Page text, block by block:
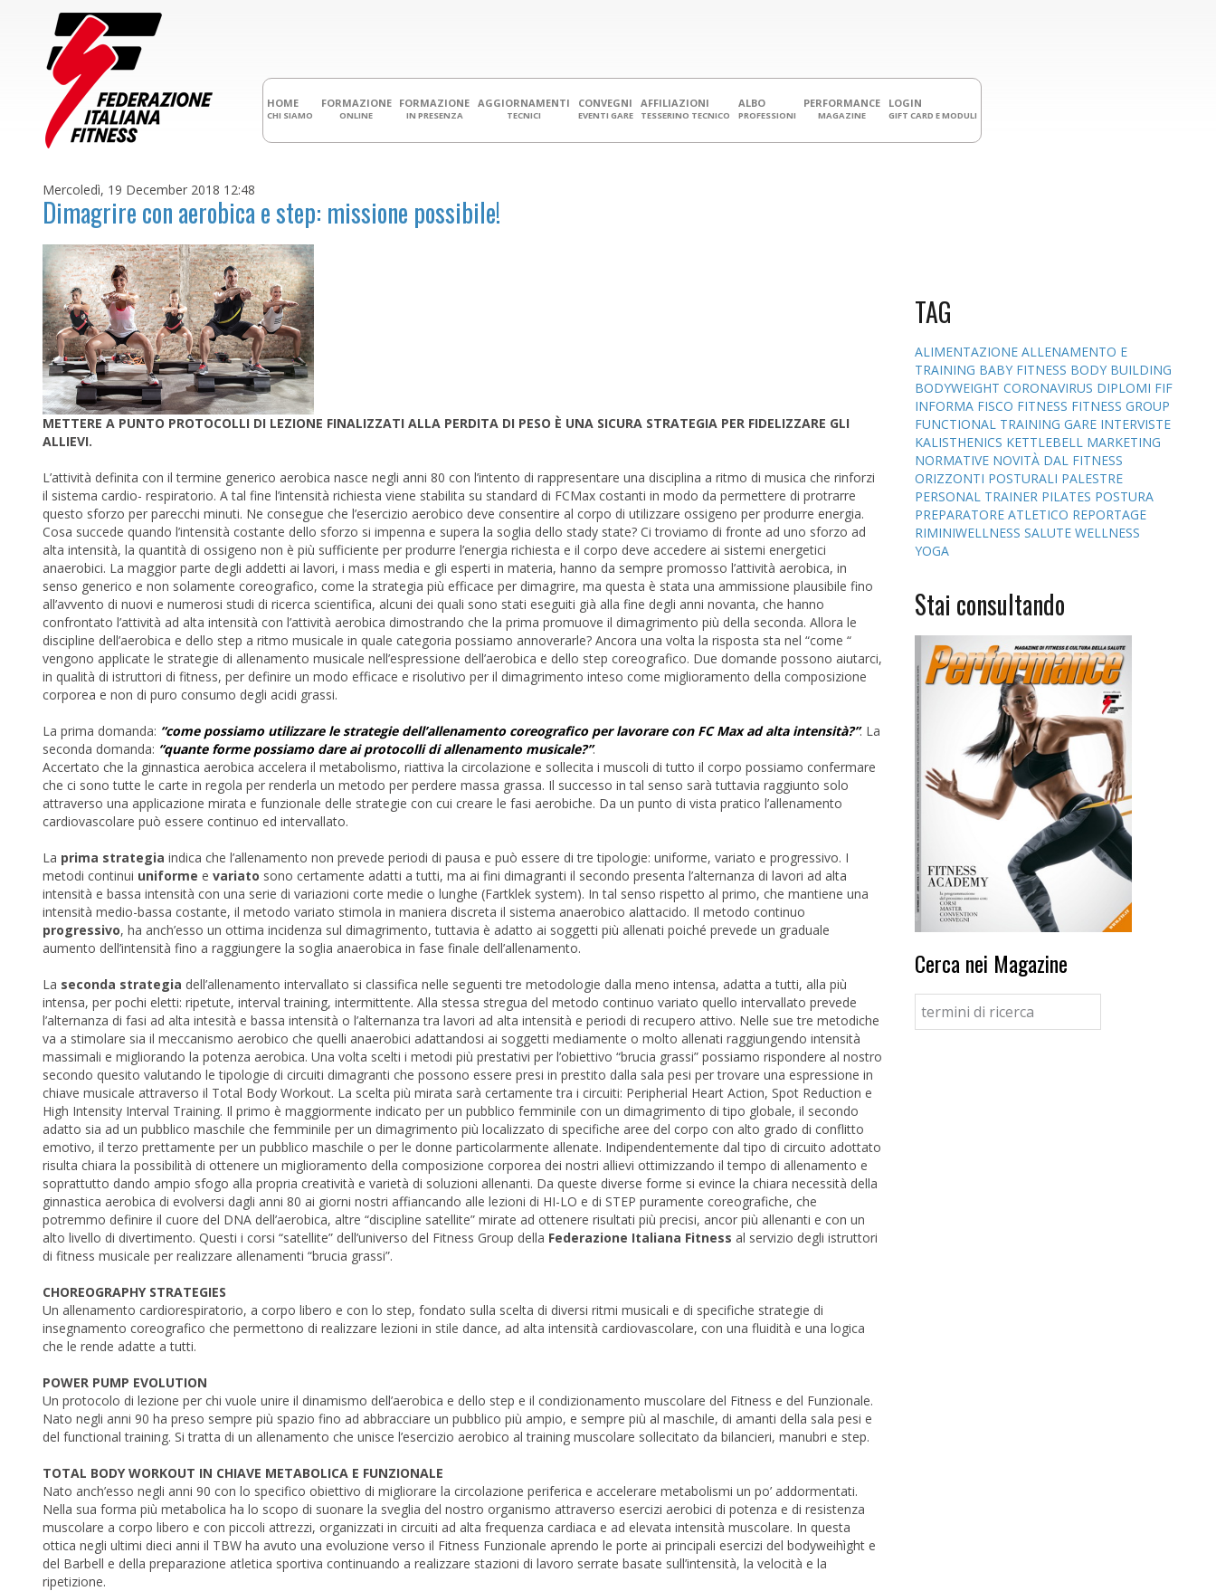
HOME
CHI SIAMO
FORMAZIONE
ONLINE
FORMAZIONE
IN PRESENZA
AGGIORNAMENTI
TECNICI
CONVEGNI
EVENTI GARE
AFFILIAZIONI
TESSERINO TECNICO
ALBO
PROFESSIONI
PERFORMANCE
MAGAZINE
LOGIN
GIFT CARD E MODULI
Mercoledì, 19 December 2018 12:48
Dimagrire con aerobica e step: missione possibile!
METTERE A PUNTO PROTOCOLLI DI LEZIONE FINALIZZATI ALLA PERDITA DI PESO È UNA SICURA STRATEGIA PER FIDELIZZARE GLI
ALLIEVI.
L’attività definita con il termine generico aerobica nasce negli anni 80 con l’intento di rappresentare una disciplina a ritmo di musica che rinforzi
il sistema cardio- respiratorio. A tal fine l’intensità richiesta viene stabilita su standard di FCMax costanti in modo da permettere di protrarre
questo sforzo per parecchi minuti. Ne consegue che l’esercizio aerobico deve consentire al corpo di utilizzare ossigeno per produrre energia.
Cosa succede quando l’intensità costante dello sforzo si impenna e supera la soglia dello stady state? Ci troviamo di fronte ad uno sforzo ad
alta intensità, la quantità di ossigeno non è più sufficiente per produrre l’energia richiesta e il corpo deve accedere ai sistemi energetici
anaerobici. La maggior parte degli addetti ai lavori, i mass media e gli esperti in materia, hanno da sempre promosso l’attività aerobica, in
senso generico e non solamente coreografico, come la strategia più efficace per dimagrire, ma questa è stata una ammissione plausibile fino
all’avvento di nuovi e numerosi studi di ricerca scientifica, alcuni dei quali sono stati eseguiti già alla fine degli anni novanta, che hanno
confrontato l’attività ad alta intensità con l’attività aerobica dimostrando che la prima promuove il dimagrimento più della seconda. Allora le
discipline dell’aerobica e dello step a ritmo musicale in quale categoria possiamo annoverarle? Ancora una volta la risposta sta nel “come “
vengono applicate le strategie di allenamento musicale nell’espressione dell’aerobica e dello step coreografico. Due domande possono aiutarci,
in qualità di istruttori di fitness, per definire un modo efficace e risolutivo per il dimagrimento inteso come miglioramento della composizione
corporea e non di puro consumo degli acidi grassi.
La prima domanda: “come possiamo utilizzare le strategie dell’allenamento coreografico per lavorare con FC Max ad alta intensità?”. La
seconda domanda: “quante forme possiamo dare ai protocolli di allenamento musicale?”.
Accertato che la ginnastica aerobica accelera il metabolismo, riattiva la circolazione e sollecita i muscoli di tutto il corpo possiamo confermare
che ci sono tutte le carte in regola per renderla un metodo per perdere massa grassa. Il successo in tal senso sarà tuttavia raggiunto solo
attraverso una applicazione mirata e funzionale delle strategie con cui creare le fasi aerobiche. Da un punto di vista pratico l’allenamento
cardiovascolare può essere continuo ed intervallato.
La prima strategia indica che l’allenamento non prevede periodi di pausa e può essere di tre tipologie: uniforme, variato e progressivo. I
metodi continui uniforme e variato sono certamente adatti a tutti, ma ai fini dimagranti il secondo presenta l’alternanza di lavori ad alta
intensità e bassa intensità con una serie di variazioni corte medie o lunghe (Fartklek system). In tal senso rispetto al primo, che mantiene una
intensità medio-bassa costante, il metodo variato stimola in maniera discreta il sistema anaerobico alattacido. Il metodo continuo
progressivo, ha anch’esso un ottima incidenza sul dimagrimento, tuttavia è adatto ai soggetti più allenati poiché prevede un graduale
aumento dell’intensità fino a raggiungere la soglia anaerobica in fase finale dell’allenamento.
La seconda strategia dell’allenamento intervallato si classifica nelle seguenti tre metodologie dalla meno intensa, adatta a tutti, alla più
intensa, per pochi eletti: ripetute, interval training, intermittente. Alla stessa stregua del metodo continuo variato quello intervallato prevede
l’alternanza di fasi ad alta intesità e bassa intensità o l’alternanza tra lavori ad alta intensità e periodi di recupero attivo. Nelle sue tre metodiche
va a stimolare sia il meccanismo aerobico che quelli anaerobici adattandosi ai soggetti mediamente o molto allenati raggiungendo intensità
massimali e migliorando la potenza aerobica. Una volta scelti i metodi più prestativi per l’obiettivo “brucia grassi” possiamo rispondere al nostro
secondo quesito valutando le tipologie di circuiti dimagranti che possono essere presi in prestito dalla sala pesi per trovare una espressione in
chiave musicale attraverso il Total Body Workout. La scelta più mirata sarà certamente tra i circuiti: Peripherial Heart Action, Spot Reduction e
High Intensity Interval Training. Il primo è maggiormente indicato per un pubblico femminile con un dimagrimento di tipo globale, il secondo
adatto sia ad un pubblico maschile che femminile per un dimagrimento più localizzato di specifiche aree del corpo con alto grado di conflitto
emotivo, il terzo prettamente per un pubblico maschile o per le donne particolarmente allenate. Indipendentemente dal tipo di circuito adottato
risulta chiara la possibilità di ottenere un miglioramento della composizione corporea dei nostri allievi ottimizzando il tempo di allenamento e
soprattutto dando ampio sfogo alla propria creatività e varietà di soluzioni allenanti. Da queste diverse forme si evince la chiara necessità della
ginnastica aerobica di evolversi dagli anni 80 ai giorni nostri affiancando alle lezioni di HI-LO e di STEP puramente coreografiche, che
potremmo definire il cuore del DNA dell’aerobica, altre “discipline satellite” mirate ad ottenere risultati più precisi, ancor più allenanti e con un
alto livello di divertimento. Questi i corsi “satellite” dell’universo del Fitness Group della Federazione Italiana Fitness al servizio degli istruttori
di fitness musicale per realizzare allenamenti “brucia grassi”.
CHOREOGRAPHY STRATEGIES
Un allenamento cardiorespiratorio, a corpo libero e con lo step, fondato sulla scelta di diversi ritmi musicali e di specifiche strategie di
insegnamento coreografico che permettono di realizzare lezioni in stile dance, ad alta intensità cardiovascolare, con una fluidità e una logica
che le rende adatte a tutti.
POWER PUMP EVOLUTION
Un protocolo di lezione per chi vuole unire il dinamismo dell’aerobica e dello step e il condizionamento muscolare del Fitness e del Funzionale.
Nato negli anni 90 ha preso sempre più spazio fino ad abbracciare un pubblico più ampio, e sempre più al maschile, di amanti della sala pesi e
del functional training. Si tratta di un allenamento che unisce l’esercizio aerobico al training muscolare sollecitato da bilancieri, manubri e step.
TOTAL BODY WORKOUT IN CHIAVE METABOLICA E FUNZIONALE
Nato anch’esso negli anni 90 con lo specifico obiettivo di migliorare la circolazione periferica e accelerare metabolismi un po’ addormentati.
Nella sua forma più metabolica ha lo scopo di suonare la sveglia del nostro organismo attraverso esercizi aerobici di potenza e di resistenza
muscolare a corpo libero e con piccoli attrezzi, organizzati in circuiti ad alta frequenza cardiaca e ad elevata intensità muscolare. In questa
ottica negli ultimi dieci anni il TBW ha avuto una evoluzione verso il Fitness Funzionale aprendo le porte ai principali esercizi del bodyweihìght e
del Barbell e della preparazione atletica sportiva continuando a realizzare stazioni di lavoro serrate basate sull’intensità, la velocità e la
ripetizione.
TAG
ALIMENTAZIONE ALLENAMENTO E
TRAINING BABY FITNESS BODY BUILDING
BODYWEIGHT CORONAVIRUS DIPLOMI FIF
INFORMA FISCO FITNESS FITNESS GROUP
FUNCTIONAL TRAINING GARE INTERVISTE
KALISTHENICS KETTLEBELL MARKETING
NORMATIVE NOVITÀ DAL FITNESS
ORIZZONTI POSTURALI PALESTRE
PERSONAL TRAINER PILATES POSTURA
PREPARATORE ATLETICO REPORTAGE
RIMINIWELLNESS SALUTE WELLNESS
YOGA
Stai consultando
Cerca nei Magazine